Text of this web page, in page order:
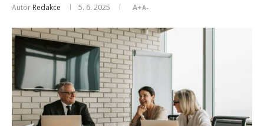
Autor Redakce 5. 6. 2025 A+A-